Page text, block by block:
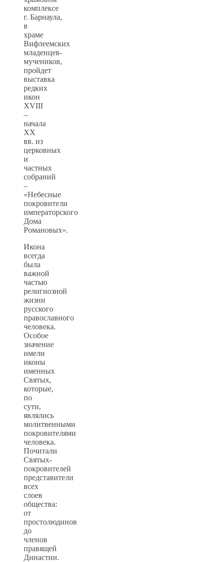
комплексе
г. Барнаула,
в
храме
Вифлеемских
младенцев-
мучеников,
пройдет
выставка
редких
икон
XVIII
–
начала
XX
вв. из
церковных
и
частных
собраний
–
«Небесные
покровители
императорского
Дома
Романовых».
Икона
всегда
была
важной
частью
религиозной
жизни
русского
православного
человека.
Особое
значение
имели
иконы
именных
Святых,
которые,
по
сути,
являлись
молитвенными
покровителями
человека.
Почитали
Святых-
покровителей
представители
всех
слоев
общества:
от
простолюдинов
до
членов
правящей
Династии.